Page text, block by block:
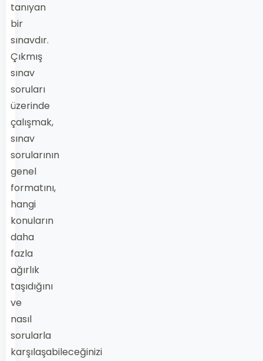
tanıyan
bir
sınavdır.
Çıkmış
sınav
soruları
üzerinde
çalışmak,
sınav
sorularının
genel
formatını,
hangi
konuların
daha
fazla
ağırlık
taşıdığını
ve
nasıl
sorularla
karşılaşabileceğinizi